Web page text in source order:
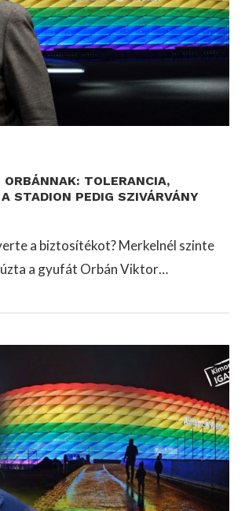
ORBÁNNAK: TOLERANCIA,
STADION PEDIG SZIVÁRVÁNY
a biztosítékot? Merkelnél szinte
a gyufát Orbán Viktor…